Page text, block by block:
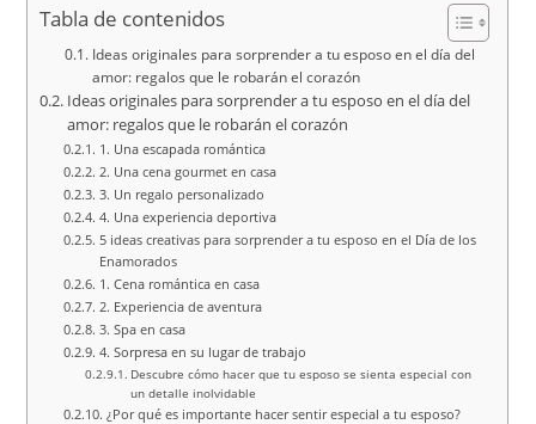
Tabla de contenidos
Ideas originales para sorprender a tu esposo en el día del
amor: regalos que le robarán el corazón
Ideas originales para sorprender a tu esposo en el día del
amor: regalos que le robarán el corazón
1. Una escapada romántica
2. Una cena gourmet en casa
3. Un regalo personalizado
4. Una experiencia deportiva
5 ideas creativas para sorprender a tu esposo en el Día de los
Enamorados
1. Cena romántica en casa
2. Experiencia de aventura
3. Spa en casa
4. Sorpresa en su lugar de trabajo
Descubre cómo hacer que tu esposo se sienta especial con
un detalle inolvidable
¿Por qué es importante hacer sentir especial a tu esposo?